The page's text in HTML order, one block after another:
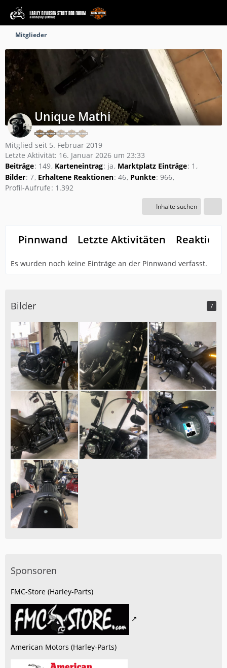
Mitglieder
Unique Mathi
Mitglied seit 5. Februar 2019
Letzte Aktivität: 16. Januar 2026 um 23:33
Beiträge 149 Karteneintrag ja Marktplatz Einträge 1
Bilder 7 Erhaltene Reaktionen 46 Punkte 966
Profil-Aufrufe 1.392
Inhalte suchen
Pinnwand Letzte Aktivitäten
Es wurden noch keine Einträge an der Pinnwand verfasst.
Bilder 7
Sponsoren
FMC-Store (Harley-Parts)
American Motors (Harley-Parts)